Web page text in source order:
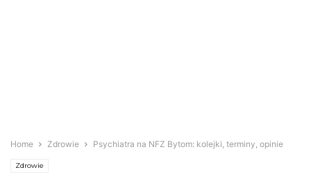
Home Zdrowie Psychiatra na NFZ Bytom: kolejki, terminy, opinie
Zdrowie